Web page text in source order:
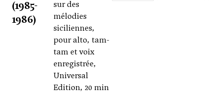
(1985-
1986)
sur des
mélodies
siciliennes,
pour alto, tam-
tam et voix
enregistrée,
Universal
Edition, 20 min